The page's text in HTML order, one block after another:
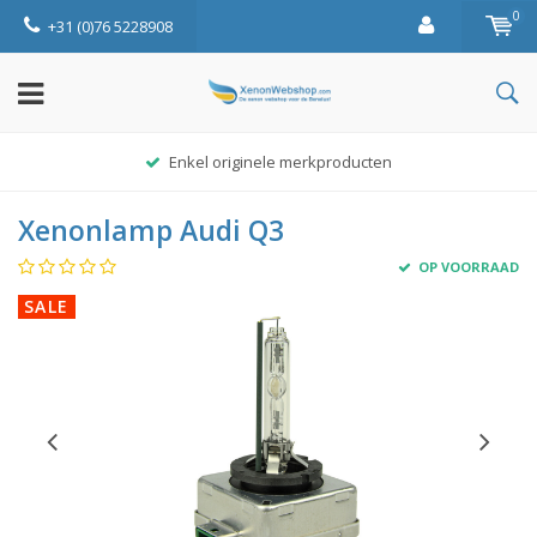
+31 (0)76 5228908 0
Enkel originele merkproducten
Xenonlamp Audi Q3
OP VOORRAAD
SALE